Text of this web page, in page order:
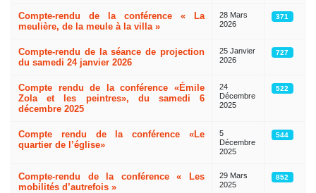
Compte-rendu de la conférence « La
meulière, de la meule à la villa »
28 Mars
2026
371
Compte-rendu de la séance de projection
du samedi 24 janvier 2026
25 Janvier
2026
727
Compte rendu de la conférence «Émile
Zola et les peintres», du samedi 6
décembre 2025
24
Décembre
2025
522
Compte rendu de la conférence «Le
quartier de l’église»
5
Décembre
2025
544
Compte-rendu de la conférence « Les
mobilités d’autrefois »
29 Mars
2025
852